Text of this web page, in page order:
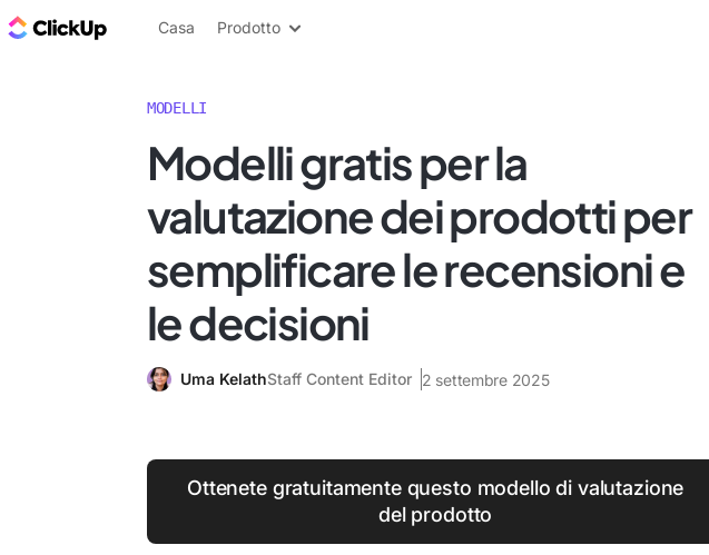
Blog di ClickUp
Casa Prodotto
MODELLI
Modelli gratis per la
valutazione dei prodotti per
semplificare le recensioni e
le decisioni
Uma KelathStaff Content Editor 2 settembre 2025
Ottenete gratuitamente questo modello di valutazione
del prodotto